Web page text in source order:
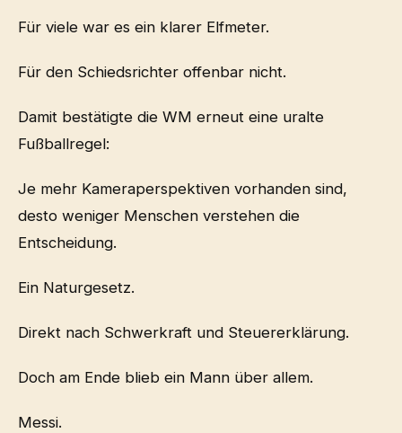
Für viele war es ein klarer Elfmeter.
Für den Schiedsrichter offenbar nicht.
Damit bestätigte die WM erneut eine uralte
Fußballregel:
Je mehr Kameraperspektiven vorhanden sind,
desto weniger Menschen verstehen die
Entscheidung.
Ein Naturgesetz.
Direkt nach Schwerkraft und Steuererklärung.
Doch am Ende blieb ein Mann über allem.
Messi.